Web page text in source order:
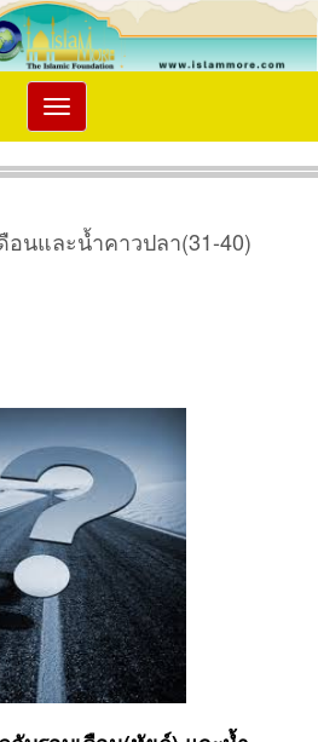
Toggle
navigation
อนและน้ำคาวปลา(31-40)